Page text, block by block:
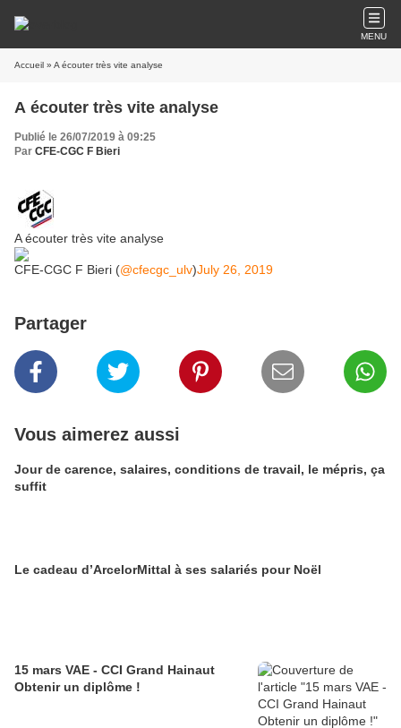
MENU
Accueil » A écouter très vite analyse
A écouter très vite analyse
Publié le 26/07/2019 à 09:25
Par CFE-CGC F Bieri
A écouter très vite analyse
CFE-CGC F Bieri (@cfecgc_ulv)July 26, 2019
Partager
Vous aimerez aussi
Jour de carence, salaires, conditions de travail, le mépris, ça
suffit
Le cadeau d’ArcelorMittal à ses salariés pour Noël
15 mars VAE - CCI Grand Hainaut
Obtenir un diplôme !